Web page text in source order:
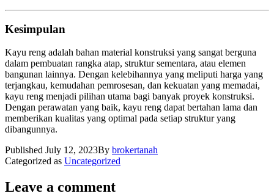
Kesimpulan
Kayu reng adalah bahan material konstruksi yang sangat berguna
dalam pembuatan rangka atap, struktur sementara, atau elemen
bangunan lainnya. Dengan kelebihannya yang meliputi harga yang
terjangkau, kemudahan pemrosesan, dan kekuatan yang memadai,
kayu reng menjadi pilihan utama bagi banyak proyek konstruksi.
Dengan perawatan yang baik, kayu reng dapat bertahan lama dan
memberikan kualitas yang optimal pada setiap struktur yang
dibangunnya.
Published July 12, 2023By brokertanah
Categorized as Uncategorized
Leave a comment